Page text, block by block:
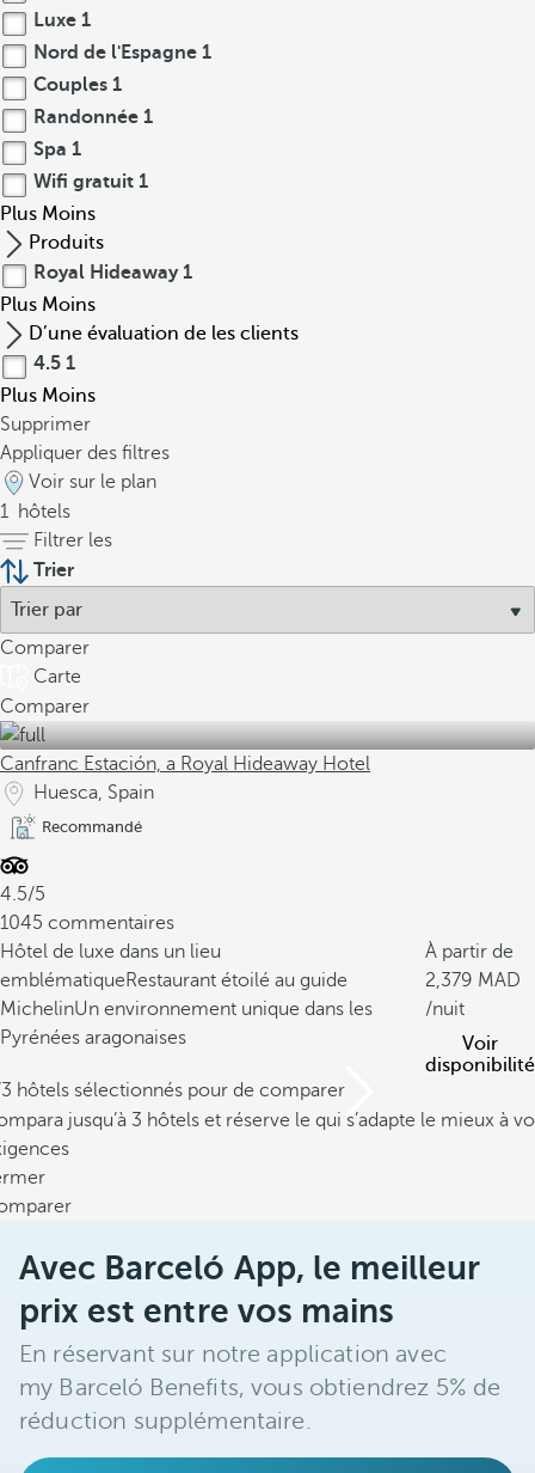
Luxe 1
Nord de l'Espagne 1
Couples 1
Randonnée 1
Spa 1
Wifi gratuit 1
Plus Moins
Produits
Royal Hideaway 1
Plus Moins
D’une évaluation de les clients
4.5 1
Plus Moins
Supprimer
Appliquer des filtres
Voir sur le plan
1 hôtels
Filtrer les
Trier
Comparer
Carte
Comparer
Canfranc Estación, a Royal Hideaway Hotel
Huesca, Spain
Recommandé
4.5/5
1045 commentaires
Hôtel de luxe dans un lieu
emblématiqueRestaurant étoilé au guide
MichelinUn environnement unique dans les
Pyrénées aragonaises
À partir de
2,379
/nuit
Voir
disponibilité
hôtels sélectionnés pour de comparer
jusqu’à 3 hôtels et réserve le qui s’adapte le mieux à
Avec Barceló App, le meilleur
prix est entre vos mains
En réservant sur notre application avec
my Barceló Benefits, vous obtiendrez 5% de
réduction supplémentaire.